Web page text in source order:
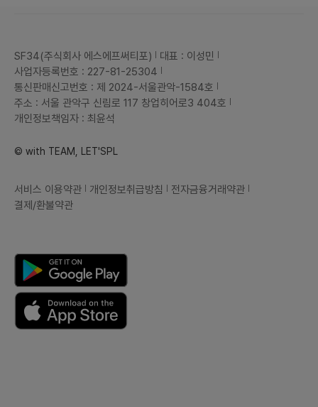
SF34(주식회사 에스에프써티포)
대표 : 이성민
사업자등록번호 : 227-81-25304
통신판매신고번호 : 제 2024-서울관악-1584호
주소 : 서울 관악구 신림로 117 창업히어로3 404호
개인정보책임자 : 최윤석
© with TEAM, LET'SPL
서비스 이용약관 개인정보취급방침
전자금융거래약관
결제/환불약관